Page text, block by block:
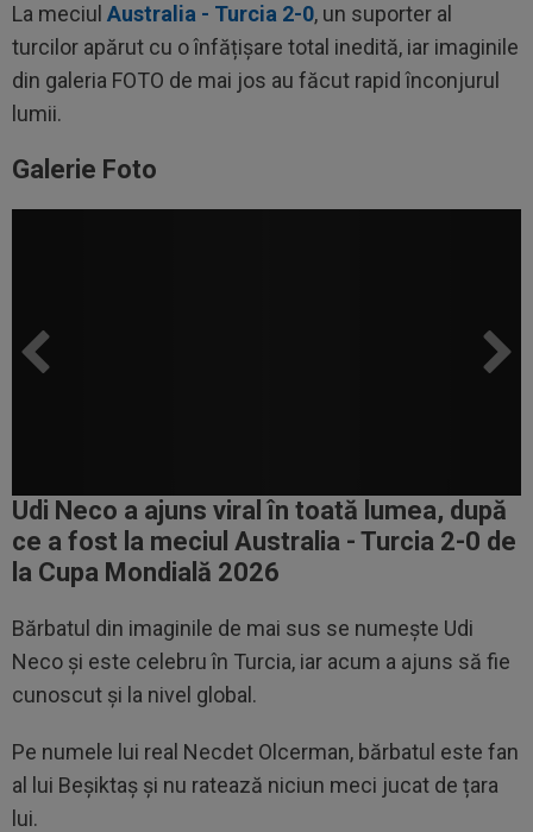
La meciul Australia - Turcia 2-0, un suporter al
turcilor apărut cu o înfățișare total inedită, iar imaginile
din galeria FOTO de mai jos au făcut rapid înconjurul
lumii.
Galerie Foto
Udi Neco a ajuns viral în toată lumea, după
ce a fost la meciul Australia - Turcia 2-0 de
la Cupa Mondială 2026
Bărbatul din imaginile de mai sus se numește Udi
Neco și este celebru în Turcia, iar acum a ajuns să fie
cunoscut și la nivel global.
Pe numele lui real Necdet Olcerman, bărbatul este fan
al lui Beșiktaș și nu ratează niciun meci jucat de țara
lui.